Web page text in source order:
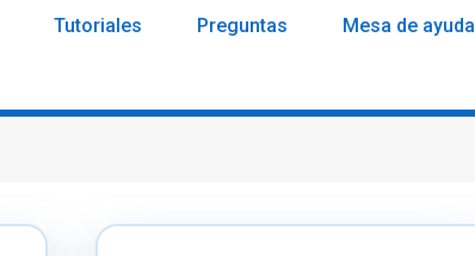
Tutoriales Preguntas Mesa de ayuda